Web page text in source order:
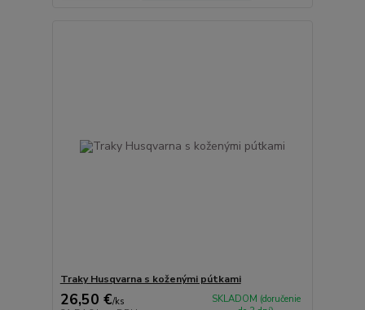
Traky Husqvarna s koženými pútkami
26,50 €/ks
SKLADOM (doručenie